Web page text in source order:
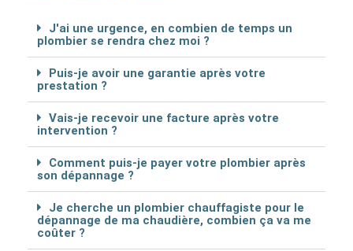
J'ai une urgence, en combien de temps un
plombier se rendra chez moi ?
Puis-je avoir une garantie après votre
prestation ?
Vais-je recevoir une facture après votre
intervention ?
Comment puis-je payer votre plombier après
son dépannage ?
Je cherche un plombier chauffagiste pour le
dépannage de ma chaudière, combien ça va me
coûter ?